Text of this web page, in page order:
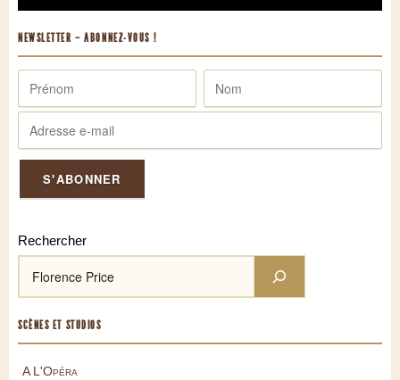
NEWSLETTER – ABONNEZ-VOUS !
Rechercher
SCÈNES ET STUDIOS
A L'Opéra